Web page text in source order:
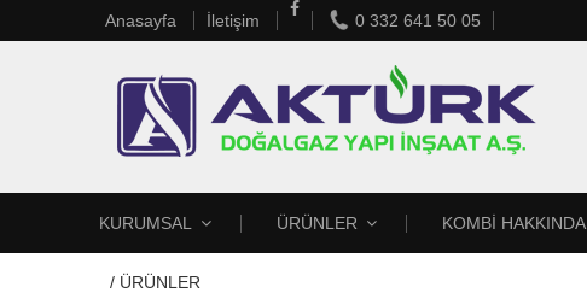
Anasayfa İletişim 0 332 641 50 05
KURUMSAL ÜRÜNLER KOMBİ HAKKINDA
/ ÜRÜNLER